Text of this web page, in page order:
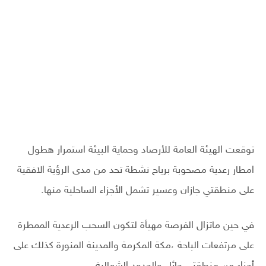
توقعت الهيئة العامة للأرصاد وحماية البيئة استمرار هطول
امطار رعدية مصحوبة برياح نشطة تحد من مدى الرؤية الافقية
على منطقتي جازان وعسير تشمل الأجزاء الساحلية منها.
في حين ماتزال الفرصة مهيأة لتكون السحب الرعدية الممطرة
على مرتفعات الباحة ،مكة المكرمة والمدينة المنورة كذلك على